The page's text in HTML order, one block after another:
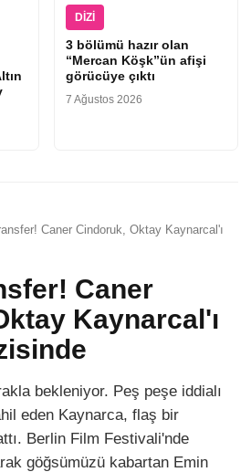
DIZI
3 bölümü hazır olan
“Mercan Köşk”ün afişi
görücüye çıktı
7 Ağustos 2026
Caner Cindoruk, Oktay Kaynarcal'ı
Caner
Kaynarcal'ı
bekleniyor. Peş peşe iddialı
eden Kaynarca, flaş bir
Berlin Film Festivali'nde
göğsümüzü kabartan Emin